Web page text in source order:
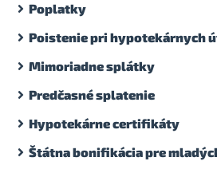
Poplatky
Poistenie pri hypotekárnych
Mimoriadne splátky
Predčasné splatenie
Hypotekárne certifikáty
Štátna bonifikácia pre